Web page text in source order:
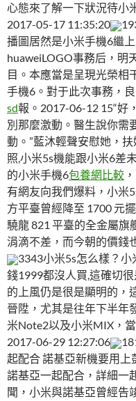
心態來了解一下狀況待小
2017-05-17 11:35:20
播圖居然是小米手機6繼
huaweiLOGO事務后，明
目。本應當是呈現光榮相
手機6。對于此次事務，
sd報。2017-06-12 15“好
別那麼激動。醫生說你需
動。”藍沐輕聲安慰她，扶
照,小米5s機能跟小米6差
的小米手機6包養網比較
有網友向我們爆料，小米
方平臺曾經降至 1700 元
驍龍 821 平臺的全金屬
涓滴不差，而今朝的價錢
3343小米5s怎么樣？
錢1999都沒人買,這確切
的上風仍是很是顯明的，
晉陞，尤其是往年下半年
米Note2以及小米MIX，
2017-06-29 12:27:06
起配合 諾基亞新機要用
諾基亞一起配合，詳細一
聞，小米與諾基亞曾經告